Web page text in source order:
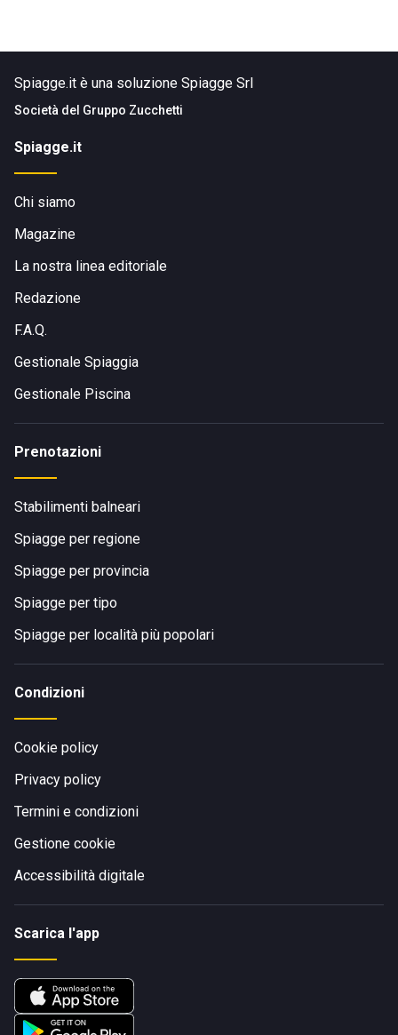
Spiagge.it è una soluzione Spiagge Srl
Società del Gruppo Zucchetti
Spiagge.it
Chi siamo
Magazine
La nostra linea editoriale
Redazione
F.A.Q.
Gestionale Spiaggia
Gestionale Piscina
Prenotazioni
Stabilimenti balneari
Spiagge per regione
Spiagge per provincia
Spiagge per tipo
Spiagge per località più popolari
Condizioni
Cookie policy
Privacy policy
Termini e condizioni
Gestione cookie
Accessibilità digitale
Scarica l'app